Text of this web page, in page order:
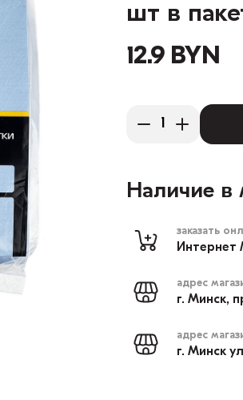
шт в
12.9 BYN
Наличие в
заказать
Интернет
адрес
г. Минск,
адрес
г. Минск